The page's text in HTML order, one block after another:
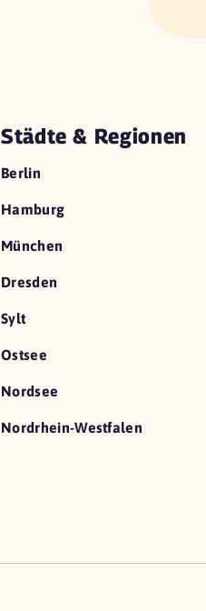
Städte & Regionen
Berlin
Hamburg
München
Dresden
Sylt
Ostsee
Nordsee
Nordrhein-Westfalen